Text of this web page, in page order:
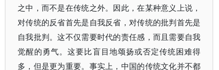
之中，而不是在传统之外。因此，在某种意义上说，
对传统的反省首先是自我反省，对传统的批判首先是
自我批判。这不仅需要时代的责任感，而且需要自我
觉醒的勇气。这要比盲目地颂扬或否定传统困难得
多，但是更为重要。事实上，中国的传统文化并不都